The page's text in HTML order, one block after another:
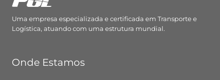
Uma empresa especializada e certificada em Transporte e
Logística, atuando com uma estrutura mundial.
Onde Estamos